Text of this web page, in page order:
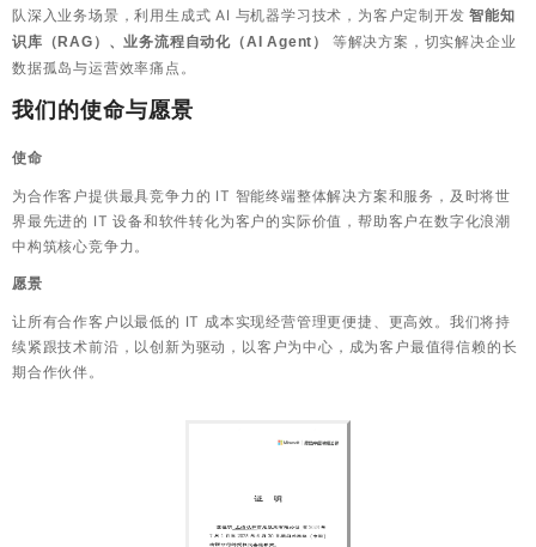
队深入业务场景，利用生成式 AI 与机器学习技术，为客户定制开发智能知
识库（RAG）、业务流程自动化（AI Agent）
​ 等解决方案，切实解决企业
数据孤岛与运营效率痛点。
我们的使命与愿景
使命
为合作客户提供最具竞争力的 IT 智能终端整体解决方案和服务，及时将世
界最先进的 IT 设备和软件转化为客户的实际价值，帮助客户在数字化浪潮
中构筑核心竞争力。
愿景
让所有合作客户以最低的 IT 成本实现经营管理更便捷、更高效。我们将持
续紧跟技术前沿，以创新为驱动，以客户为中心，成为客户最值得信赖的长
期合作伙伴。